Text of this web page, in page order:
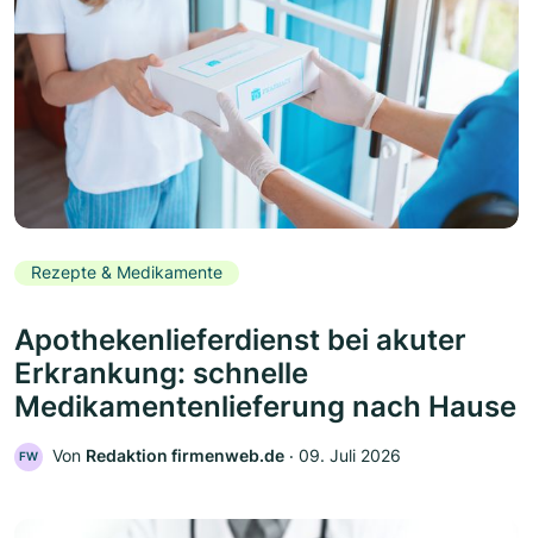
Rezepte & Medikamente
Apothekenlieferdienst bei akuter
Erkrankung: schnelle
Medikamentenlieferung nach Hause
FW Von Redaktion firmenweb.de ‧ 09. Juli 2026